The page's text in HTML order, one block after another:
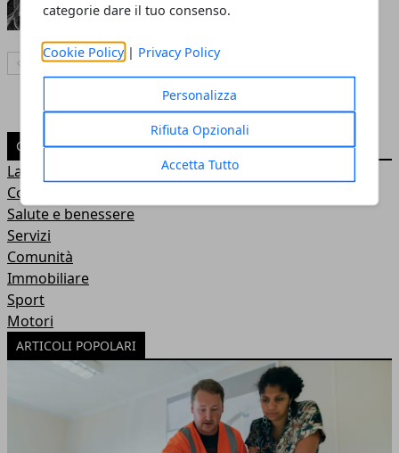
categorie dare il tuo consenso.
Cookie Policy | Privacy Policy
Personalizza
Rifiuta Opzionali
Accetta Tutto
Articolo Precedente
Articolo Successivo
CATEGORIE
Lavoro
Corsi e Lezioni
Salute e benessere
Servizi
Comunità
Immobiliare
Sport
Motori
ARTICOLI POPOLARI